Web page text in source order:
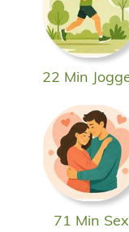
22 Min
71 Min Sex